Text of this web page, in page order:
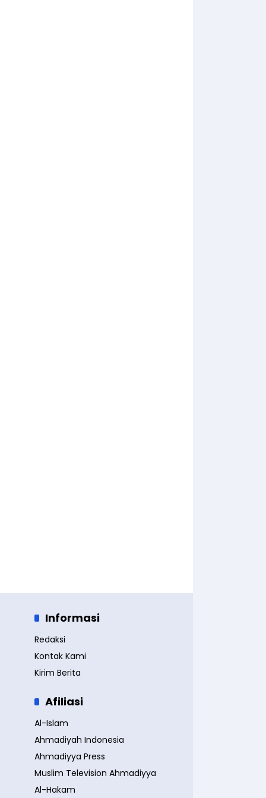
Informasi
Redaksi
Kontak Kami
Kirim Berita
Afiliasi
Al-Islam
Ahmadiyah Indonesia
Ahmadiyya Press
Muslim Television Ahmadiyya
Al-Hakam